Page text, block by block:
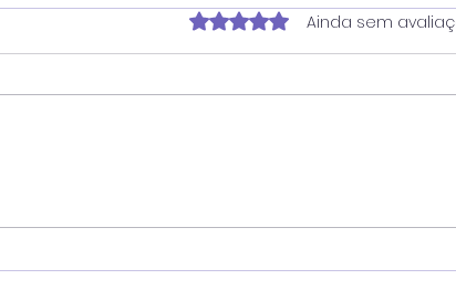
propõe programa que
Avaliado com 0 de 5
Ainda sem